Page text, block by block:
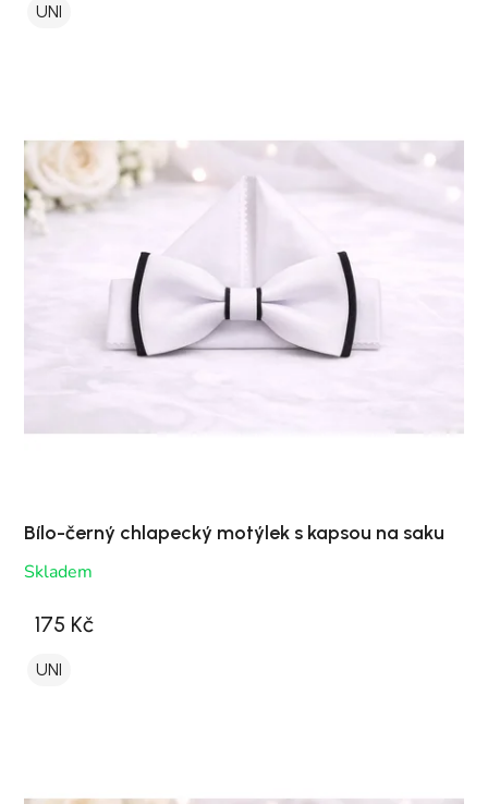
UNI
Bílo-černý chlapecký motýlek s kapsou na saku
Skladem
175 Kč
UNI